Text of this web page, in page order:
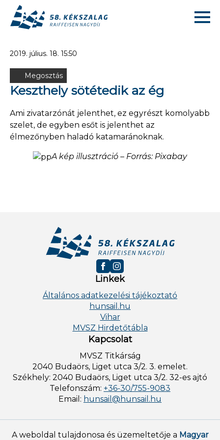
2019. július. 18. 15:50
Megosztás
Keszthely sötétedik az ég
Ami zivatarzónát jelenthet, ez egyrészt komolyabb
szelet, de egyben esőt is jelenthet az
élmezőnyben haladó katamaránoknak.
A kép illusztráció – Forrás: Pixabay
Linkek
Általános adatkezelési tájékoztató
hunsail.hu
Vihar
MVSZ Hirdetőtábla
Kapcsolat
MVSZ Titkárság
2040 Budaörs, Liget utca 3/2. 3. emelet.
Székhely: 2040 Budaörs, Liget utca 3/2. 32-es ajtó
Telefonszám: +36-30/755-9083
Email: hunsail@hunsail.hu
A weboldal tulajdonosa és üzemeltetője a Magyar